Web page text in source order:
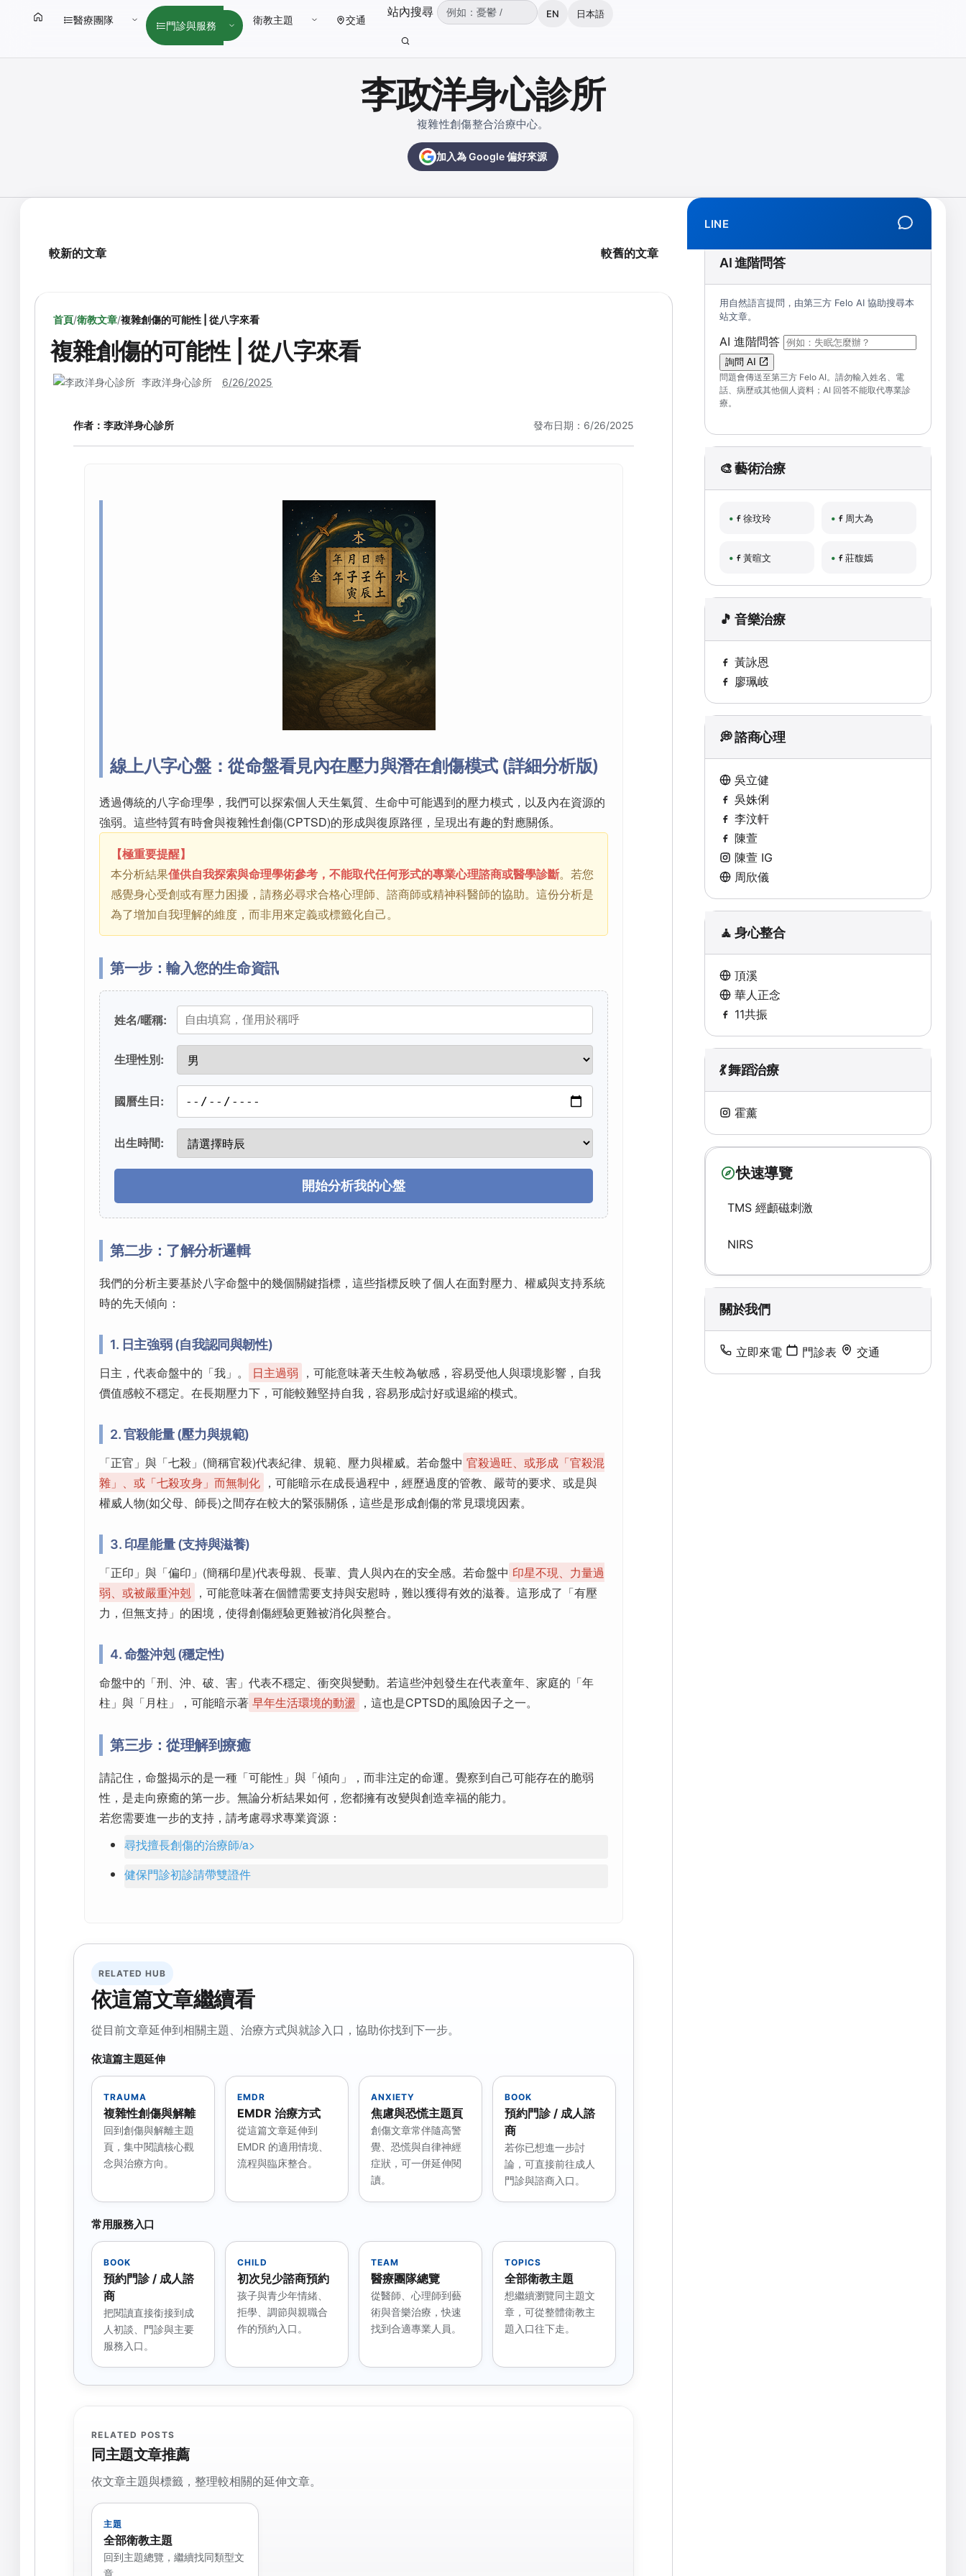
醫療團隊 門診與服務 衛教主題 交通
站內搜尋 （可輸入：憂鬱、焦慮、失眠、ADHD、雙相、拒學、創傷、解離、EMDR、TMS、NIRS、預約）
EN 日本語
李政洋身心診所
複雜性創傷整合治療中心。
加入為 Google 偏好來源
較新的文章 較舊的文章
首頁/衛教文章/複雜創傷的可能性 | 從八字來看
複雜創傷的可能性 | 從八字來看
李政洋身心診所 6/26/2025
作者： 李政洋身心診所 發布日期：6/26/2025
線上八字心盤：從命盤看見內在壓力與潛在創傷模式 (詳細分析版)
透過傳統的八字命理學，我們可以探索個人天生氣質、生命中可能遇到的壓力模式，以及內在資源的
強弱。這些特質有時會與複雜性創傷(CPTSD)的形成與復原路徑，呈現出有趣的對應關係。
【極重要提醒】
本分析結果僅供自我探索與命理學術參考，不能取代任何形式的專業心理諮商或醫學診斷。若您
感覺身心受創或有壓力困擾，請務必尋求合格心理師、諮商師或精神科醫師的協助。這份分析是
為了增加自我理解的維度，而非用來定義或標籤化自己。
第一步：輸入您的生命資訊
姓名/暱稱:
生理性別:
國曆生日:
出生時間:
開始分析我的心盤
第二步：了解分析邏輯
我們的分析主要基於八字命盤中的幾個關鍵指標，這些指標反映了個人在面對壓力、權威與支持系統
時的先天傾向：
1. 日主強弱 (自我認同與韌性)
日主，代表命盤中的「我」。 日主過弱 ，可能意味著天生較為敏感，容易受他人與環境影響，自我
價值感較不穩定。在長期壓力下，可能較難堅持自我，容易形成討好或退縮的模式。
2. 官殺能量 (壓力與規範)
「正官」與「七殺」(簡稱官殺)代表紀律、規範、壓力與權威。若命盤中 官殺過旺、或形成「官殺混
雜」、或「七殺攻身」而無制化 ，可能暗示在成長過程中，經歷過度的管教、嚴苛的要求、或是與
權威人物(如父母、師長)之間存在較大的緊張關係，這些是形成創傷的常見環境因素。
3. 印星能量 (支持與滋養)
「正印」與「偏印」(簡稱印星)代表母親、長輩、貴人與內在的安全感。若命盤中 印星不現、力量過
弱、或被嚴重沖剋 ，可能意味著在個體需要支持與安慰時，難以獲得有效的滋養。這形成了「有壓
力，但無支持」的困境，使得創傷經驗更難被消化與整合。
4. 命盤沖剋 (穩定性)
命盤中的「刑、沖、破、害」代表不穩定、衝突與變動。若這些沖剋發生在代表童年、家庭的「年
柱」與「月柱」，可能暗示著 早年生活環境的動盪 ，這也是CPTSD的風險因子之一。
第三步：從理解到療癒
請記住，命盤揭示的是一種「可能性」與「傾向」，而非注定的命運。覺察到自己可能存在的脆弱
性，是走向療癒的第一步。無論分析結果如何，您都擁有改變與創造幸福的能力。
若您需要進一步的支持，請考慮尋求專業資源：
尋找擅長創傷的治療師/a>
健保門診初診請帶雙證件
RELATED HUB
依這篇文章繼續看
從目前文章延伸到相關主題、治療方式與就診入口，協助你找到下一步。
依這篇主題延伸
TRAUMA
複雜性創傷與解離
回到創傷與解離主題
頁，集中閱讀核心觀
念與治療方向。
EMDR
EMDR 治療方式
從這篇文章延伸到
EMDR 的適用情境、
流程與臨床整合。
ANXIETY
焦慮與恐慌主題頁
創傷文章常伴隨高警
覺、恐慌與自律神經
症狀，可一併延伸閱
讀。
BOOK
預約門診 / 成人諮
商
若你已想進一步討
論，可直接前往成人
門診與諮商入口。
常用服務入口
BOOK
預約門診 / 成人諮
商
把閱讀直接銜接到成
人初談、門診與主要
服務入口。
CHILD
初次兒少諮商預約
孩子與青少年情緒、
拒學、調節與親職合
作的預約入口。
TEAM
醫療團隊總覽
從醫師、心理師到藝
術與音樂治療，快速
找到合適專業人員。
TOPICS
全部衛教主題
想繼續瀏覽同主題文
章，可從整體衛教主
題入口往下走。
RELATED POSTS
同主題文章推薦
依文章主題與標籤，整理較相關的延伸文章。
主題
全部衛教主題
回到主題總覽，繼續找同類型文
章。
LINE
AI 進階問答
用自然語言提問，由第三方 Felo AI 協助搜尋本
站文章。
AI 進階問答 （可輸入自然語言問題；送出後會
詢問 AI
問題會傳送至第三方 Felo AI。請勿輸入姓名、電
話、病歷或其他個人資料；AI 回答不能取代專業診
療。
🎨 藝術治療
徐玟玲 周大為
黃暄文 莊馥嫣
🎵 音樂治療
黃詠恩
廖珮岐
💭 諮商心理
吳立健
吳姝俐
李汶軒
陳萱
陳萱 IG
周欣儀
🧘 身心整合
頂溪
華人正念
11共振
💃 舞蹈治療
霍薰
快速導覽
TMS 經顱磁刺激
NIRS
關於我們
立即來電 門診表 交通